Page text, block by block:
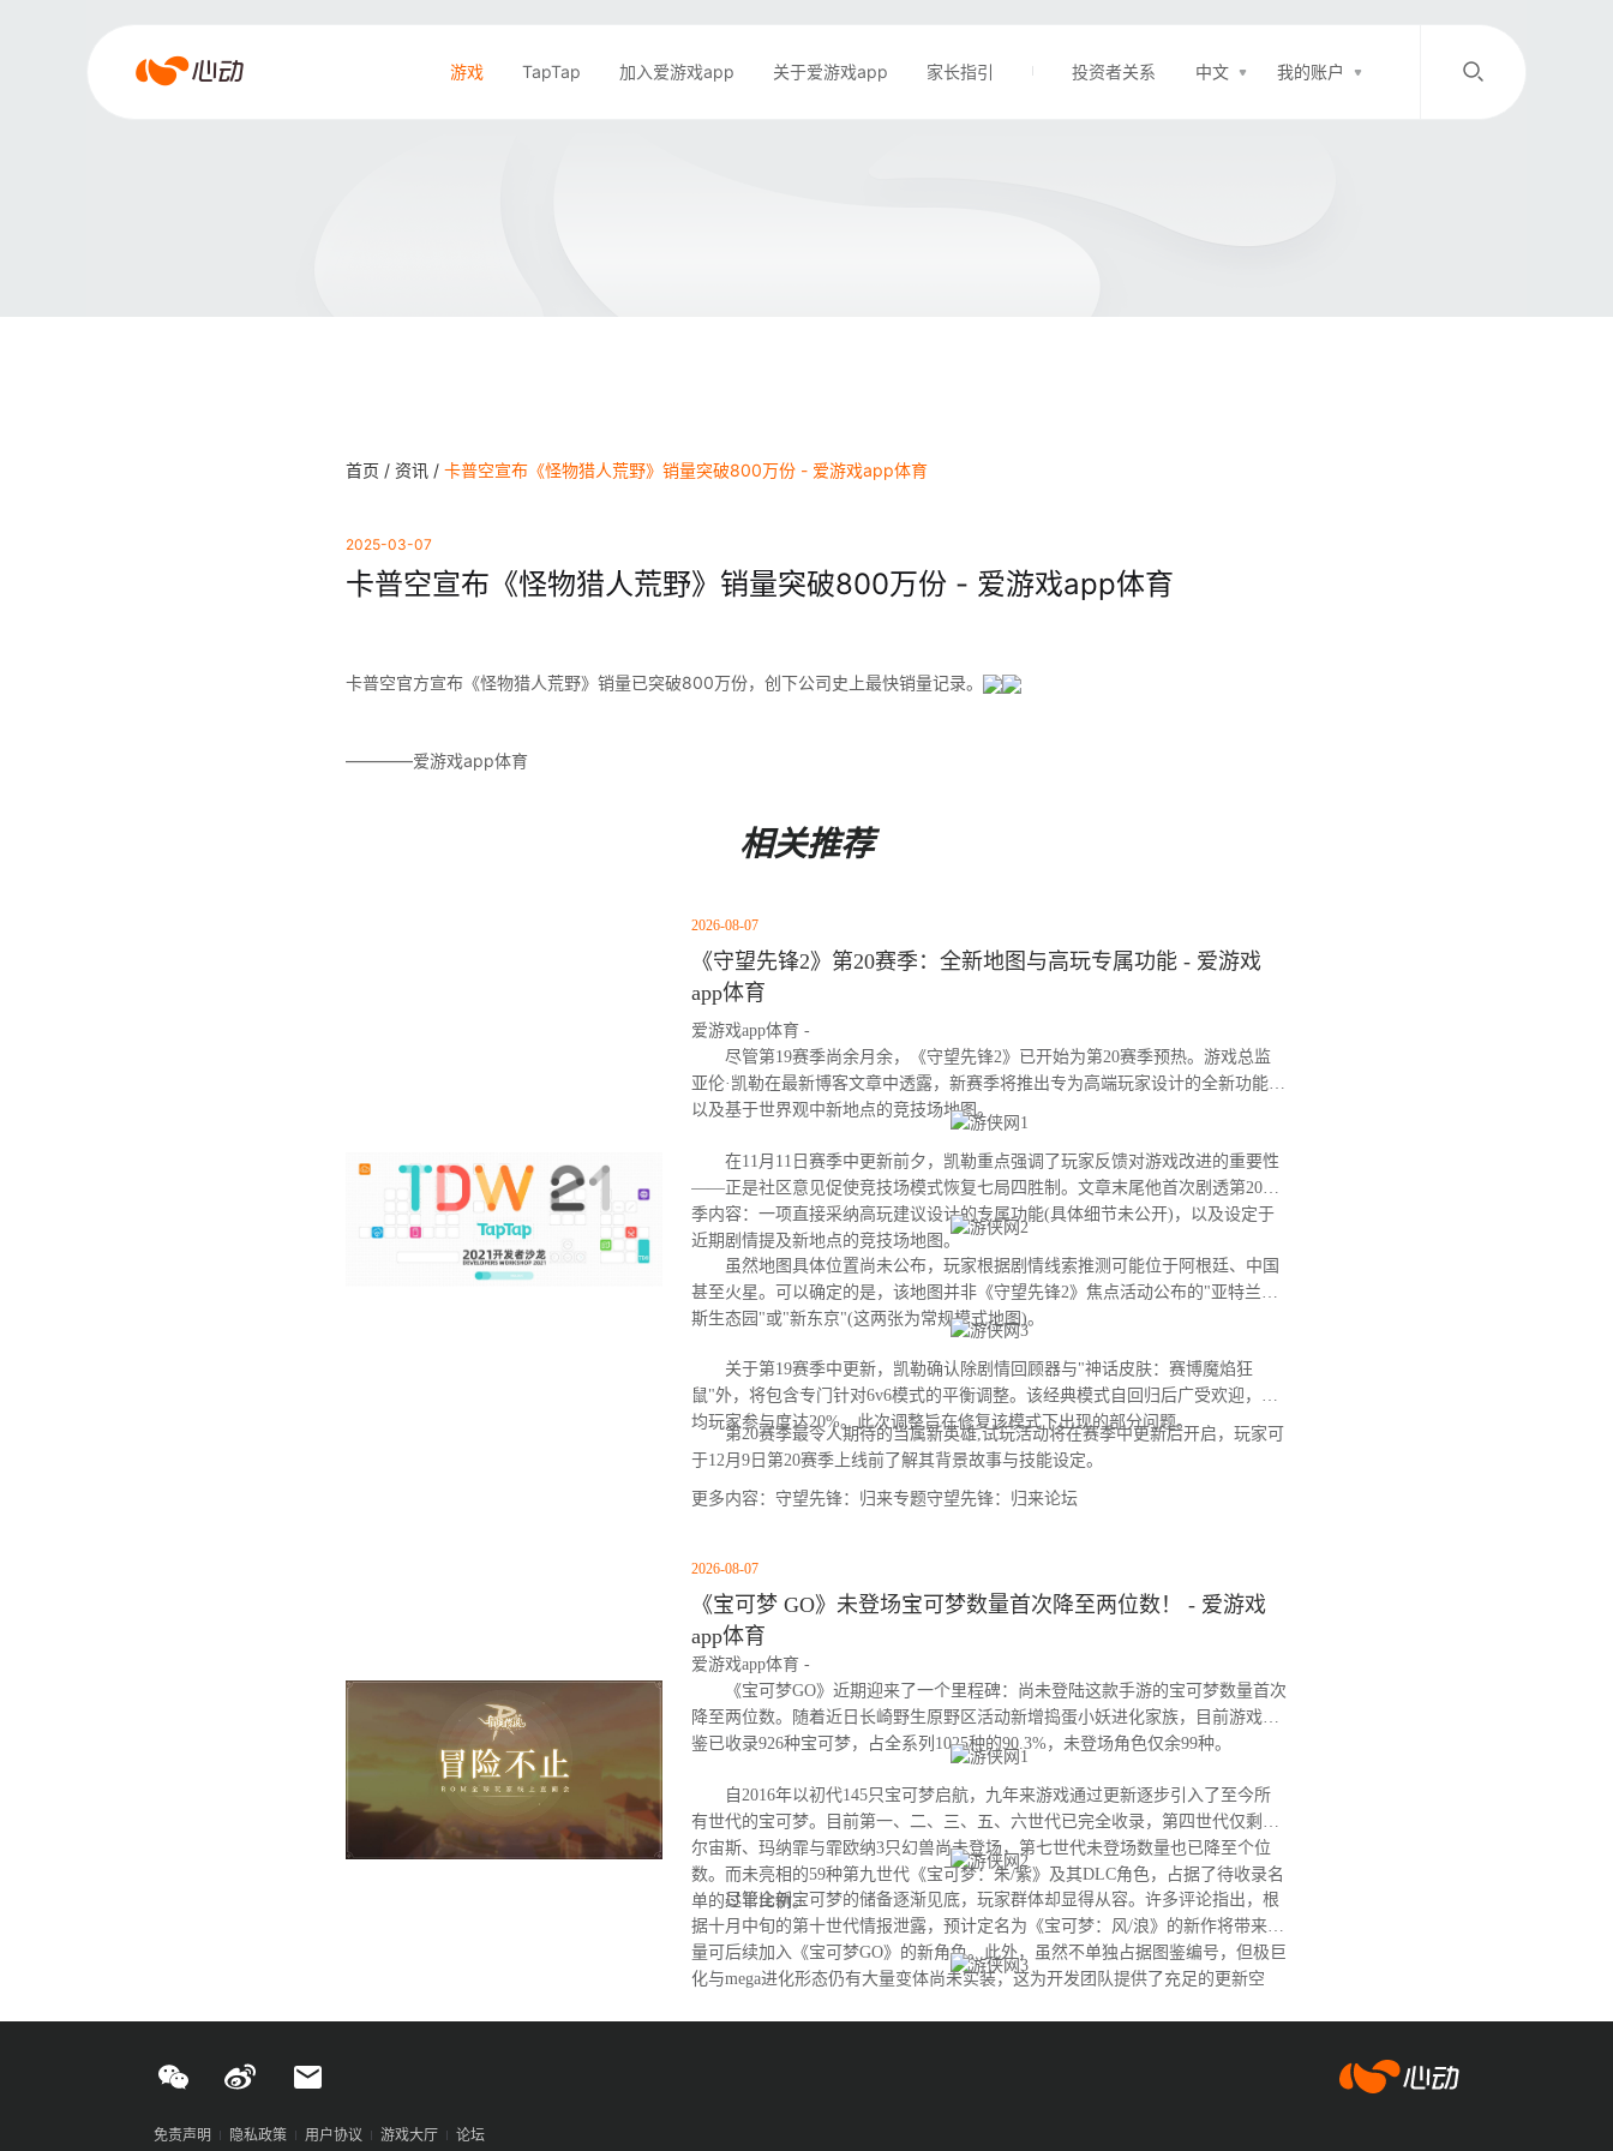
爱
游戏 TapTap 加入爱游戏app 关于爱游戏app 家长指引 投资者关系 中文 我的账户
/
首页 / 资讯 / 卡普空宣布《怪物猎人荒野》销量突破800万份 - 爱游戏app体育
2025-03-07
卡普空宣布《怪物猎人荒野》销量突破800万份 - 爱游戏app体育
卡普空官方宣布《怪物猎人荒野》销量已突破800万份，创下公司史上最快销量记录。
————爱游戏app体育
相关推荐
2026-08-07
《守望先锋2》第20赛季：全新地图与高玩专属功能 - 爱游戏
app体育
爱游戏app体育 -
尽管第19赛季尚余月余，《守望先锋2》已开始为第20赛季预热。游戏总监
亚伦·凯勒在最新博客文章中透露，新赛季将推出专为高端玩家设计的全新功能，
以及基于世界观中新地点的竞技场地图。
在11月11日赛季中更新前夕，凯勒重点强调了玩家反馈对游戏改进的重要性
——正是社区意见促使竞技场模式恢复七局四胜制。文章末尾他首次剧透第20赛
季内容：一项直接采纳高玩建议设计的专属功能(具体细节未公开)，以及设定于
近期剧情提及新地点的竞技场地图。
虽然地图具体位置尚未公布，玩家根据剧情线索推测可能位于阿根廷、中国
甚至火星。可以确定的是，该地图并非《守望先锋2》焦点活动公布的"亚特兰蒂
斯生态园"或"新东京"(这两张为常规模式地图)。
关于第19赛季中更新，凯勒确认除剧情回顾器与"神话皮肤：赛博魔焰狂
鼠"外，将包含专门针对6v6模式的平衡调整。该经典模式自回归后广受欢迎，日
均玩家参与度达20%。此次调整旨在修复该模式下出现的部分问题。
第20赛季最令人期待的当属新英雄,试玩活动将在赛季中更新后开启，玩家可
于12月9日第20赛季上线前了解其背景故事与技能设定。
更多内容：守望先锋：归来专题守望先锋：归来论坛
2026-08-07
《宝可梦 GO》未登场宝可梦数量首次降至两位数！ - 爱游戏
app体育
爱游戏app体育 -
《宝可梦GO》近期迎来了一个里程碑：尚未登陆这款手游的宝可梦数量首次
降至两位数。随着近日长崎野生原野区活动新增捣蛋小妖进化家族，目前游戏图
鉴已收录926种宝可梦，占全系列1025种的90.3%，未登场角色仅余99种。
自2016年以初代145只宝可梦启航，九年来游戏通过更新逐步引入了至今所
有世代的宝可梦。目前第一、二、三、五、六世代已完全收录，第四世代仅剩阿
尔宙斯、玛纳霏与霏欧纳3只幻兽尚未登场，第七世代未登场数量也已降至个位
数。而未亮相的59种第九世代《宝可梦：朱/紫》及其DLC角色，占据了待收录名
单的过半比例。
尽管全新宝可梦的储备逐渐见底，玩家群体却显得从容。许多评论指出，根
据十月中旬的第十世代情报泄露，预计定名为《宝可梦：风/浪》的新作将带来大
量可后续加入《宝可梦GO》的新角色。此外，虽然不单独占据图鉴编号，但极巨
化与mega进化形态仍有大量变体尚未实装，这为开发团队提供了充足的更新空
免责声明 隐私政策 用户协议 游戏大厅 论坛
爱游戏app体育